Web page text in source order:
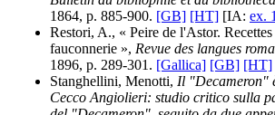
1864, p. 885-900. [GB] [HT] [IA: ex. 1
Restori, A., « Peire de l'Astor. Recettes
fauconnerie », Revue des langues
1896, p. 289-301. [Gallica] [GB] [HT]
Stanghellini, Menotti, Il "Decameron"
Cecco Angiolieri: studio critico sulla